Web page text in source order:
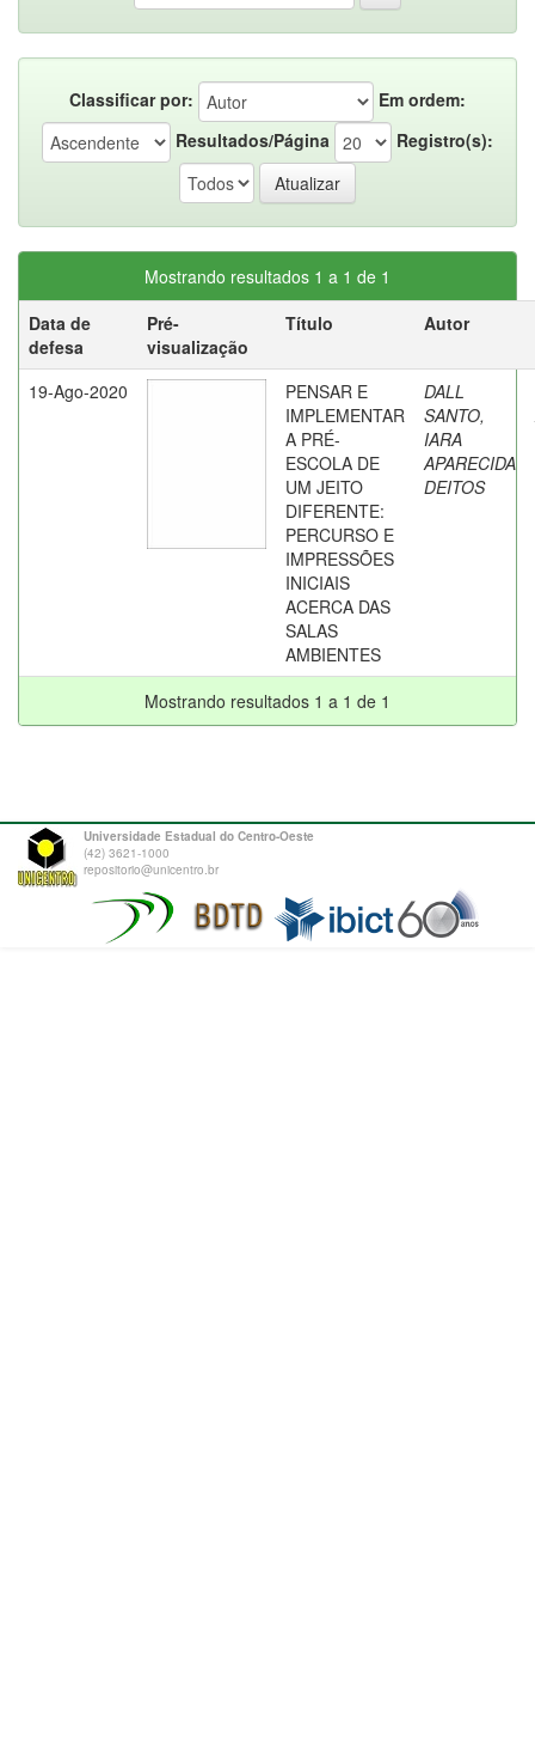
Classificar por:
Em ordem:
Resultados/Página
Registro(s):
Mostrando resultados 1 a 1 de 1
Data de
defesa
Pré-
visualização
Título Autor
19-Ago-2020
PENSAR E
IMPLEMENTAR
A PRÉ-
ESCOLA DE
UM JEITO
DIFERENTE:
PERCURSO E
IMPRESSÕES
INICIAIS
ACERCA DAS
SALAS
AMBIENTES
DALL
SANTO,
IARA
APARECIDA
DEITOS
Mostrando resultados 1 a 1 de 1
Universidade Estadual do Centro-Oeste
(42) 3621-1000
repositorio@unicentro.br